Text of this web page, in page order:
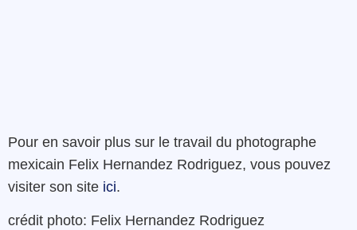
Pour en savoir plus sur le travail du photographe
mexicain Felix Hernandez Rodriguez, vous pouvez
visiter son site ici.
crédit photo: Felix Hernandez Rodriguez